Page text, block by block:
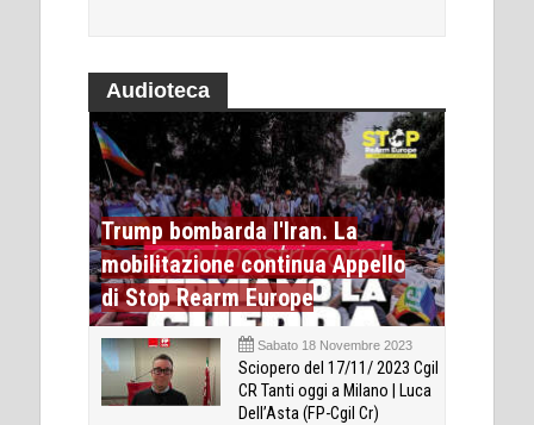
Audioteca
Trump bombarda l'Iran. La
mobilitazione continua Appello
di Stop Rearm Europe
Sabato 18 Novembre 2023
Sciopero del 17/11/ 2023 Cgil
CR Tanti oggi a Milano | Luca
Dell’Asta (FP-Cgil Cr)